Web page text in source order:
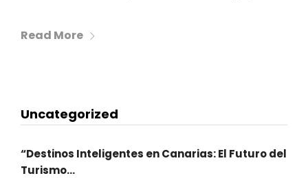
Read More
Uncategorized
“Destinos Inteligentes en Canarias: El Futuro del
Turismo...